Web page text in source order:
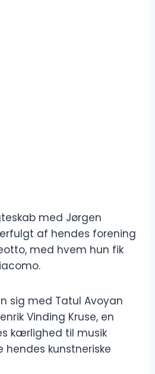
med Jørgen
af hendes forening
med hvem hun fik
sig med Tatul Avoyan
Vinding Kruse, en
kærlighed til musik
kunstneriske